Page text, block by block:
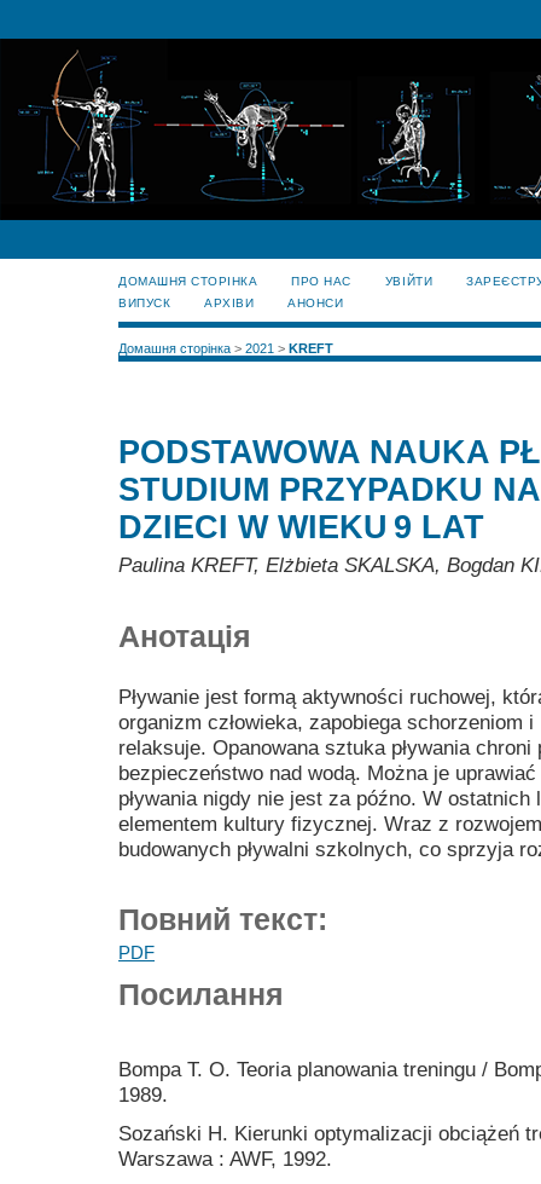
ДОМАШНЯ СТОРІНКА ПРО НАС УВІЙТИ
ВИПУСК
АРХІВИ АНОНСИ
Домашня сторінка > 2021 > KREFT
PODSTAWOWA NAUKA
STUDIUM PRZYPADKU
DZIECI W WIEKU 9 LAT
Paulina KREFT, Elżbieta SKALSKA, Bogdan
Анотація
Pływanie jest formą aktywności ruchowej,
organizm człowieka, zapobiega schorzeniom
relaksuje. Opanowana sztuka pływania
bezpieczeństwo nad wodą. Można je
pływania nigdy nie jest za późno. W ostatnich
elementem kultury fizycznej. Wraz z
budowanych pływalni szkolnych, co sprzyja
Повний текст:
PDF
Посилання
Bompa T. O. Teoria planowania treningu /
1989.
Sozański H. Kierunki optymalizacji obciążeń
Warszawa : AWF, 1992.